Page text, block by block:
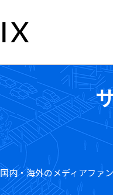
国内・海外のメディアファ